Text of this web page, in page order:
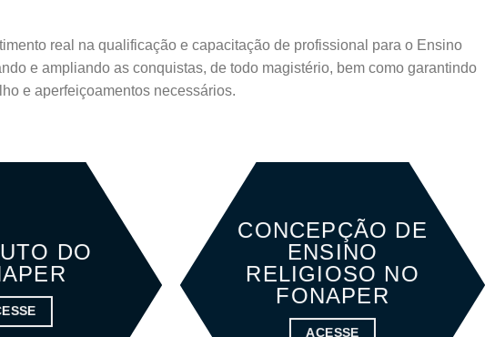
real na qualificação e capacitação de profissional para o Ensino
e ampliando as conquistas, de todo magistério, bem como garantindo
e aperfeiçoamentos necessários.
DO
CONCEPÇÃO DE
ENSINO
RELIGIOSO NO
FONAPER
ACESSE